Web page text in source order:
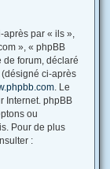
après par « ils »,
», « phpBB
de forum, déclaré
(désigné ci-après
. Le
Internet. phpBB
ou
Pour de plus
: